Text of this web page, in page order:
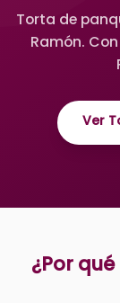
Torta de
Ramón.
Ver
¿Por